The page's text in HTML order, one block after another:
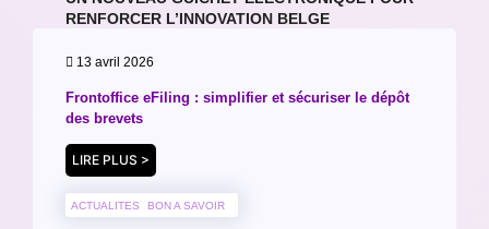
RENFORCER L’INNOVATION BELGE
13 avril 2026
Frontoffice eFiling : simplifier et sécuriser le dépôt
des brevets
LIRE PLUS >
ACTUALITES BON A SAVOIR